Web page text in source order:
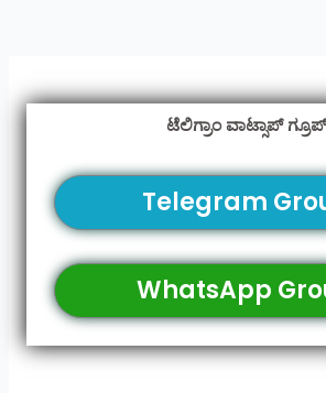
ಟೆಲಿಗ್ರಾಂ ವಾಟ್ಸಾಪ್ ಗ್ರೂಪ್
Telegram
WhatsApp